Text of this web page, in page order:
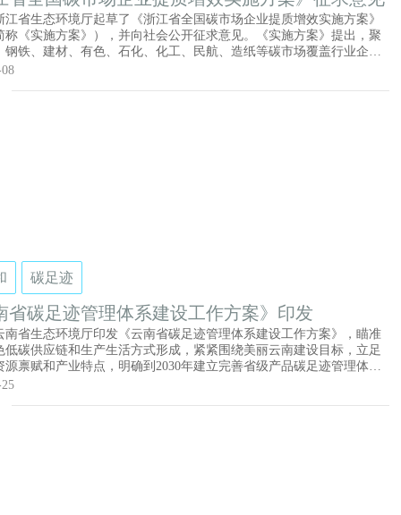
江省生态环境厅起草了《浙江省全国碳市场企业提质增效实施方案》
称《实施方案》），并向社会公开征求意见。《实施方案》提出，聚
钢铁、建材、有色、石化、化工、民航、造纸等碳市场覆盖行业企
减污降碳协同治理，助力企业高质量发展。到2030年，全省碳市场企
碳足迹
省碳足迹管理体系建设工作方案》印发
南省生态环境厅印发《云南省碳足迹管理体系建设工作方案》，瞄准
低碳供应链和生产生活方式形成，紧紧围绕美丽云南建设目标，立足
源禀赋和产业特点，明确到2030年建立完善省级产品碳足迹管理体
包括六项工作内容，分别为开展核算标准研制、建立本地化数据库、